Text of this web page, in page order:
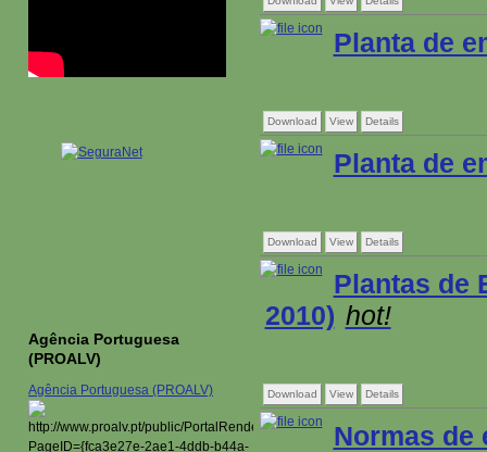
Planta de
Download View Details
Planta de
Download View Details
Plantas de
2010) hot!
Download View Details
Normas de
Agência Portuguesa
(PROALV)
Agência Portuguesa (PROALV)